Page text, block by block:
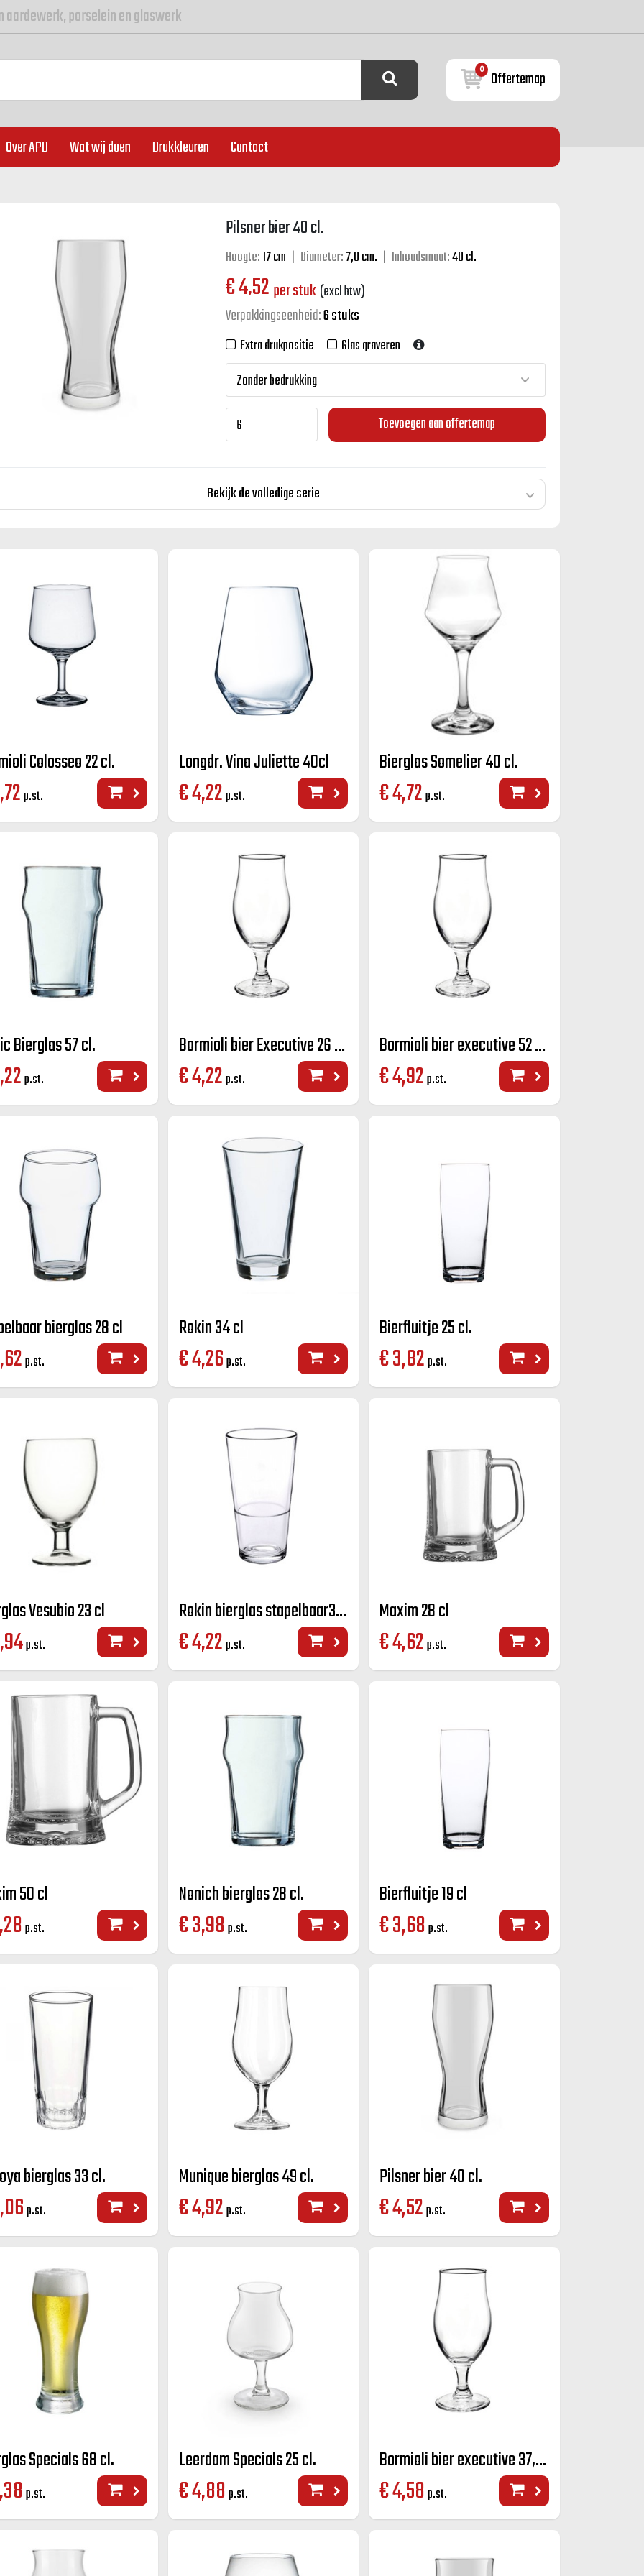
aardewerk, porselein en glaswerk
0 Offertemap
Over APD Wat wij doen Drukkleuren Contact
Pilsner bier 40 cl.
Hoogte:17 cm | Diameter:7,0 cm. | Inhoudsmaat:40 cl.
€4,52 per stuk (excl btw)
Verpakkingseenheid:6 stuks
Extra drukpositie Glas graveren
Toevoegen aan offertemap
Bekijk de volledige serie
Colosseo 22 cl.
p.st.
Longdr. Vina Juliette 40cl
€4,22p.st.
Bierglas Somelier 40 cl.
€4,72p.st.
Bierglas 57 cl.
p.st.
Bormioli bier Executive 26 cl.
€4,22p.st.
Bormioli bier executive 52 cl.
€4,92p.st.
bierglas 28 cl
p.st.
Rokin 34 cl
€4,26p.st.
Bierfluitje 25 cl.
€3,82p.st.
Vesubio 23 cl
p.st.
Rokin bierglas stapelbaar34 cl
€4,22p.st.
Maxim 28 cl
€4,62p.st.
50 cl
p.st.
Nonich bierglas 28 cl.
€3,98p.st.
Bierfluitje 19 cl
€3,68p.st.
bierglas 33 cl.
p.st.
Munique bierglas 49 cl.
€4,92p.st.
Pilsner bier 40 cl.
€4,52p.st.
Specials 68 cl.
p.st.
Leerdam Specials 25 cl.
€4,88p.st.
Bormioli bier executive 37,5 cl.
€4,58p.st.